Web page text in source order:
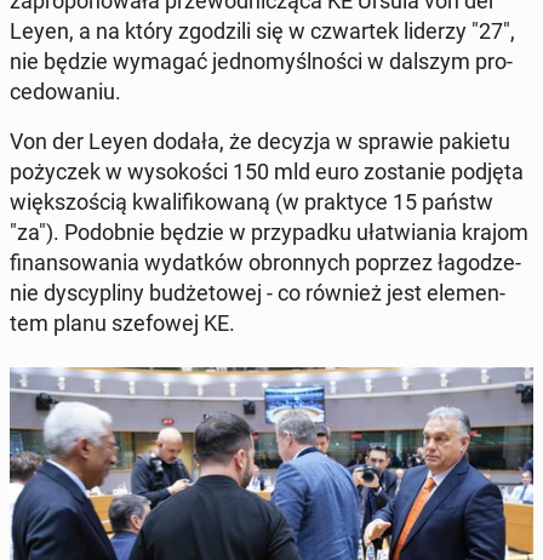
Leyen, a na który zgo­dzi­li się w czwar­tek liderzy "27",
nie będzie wymagać jed­no­myśl­no­ści w dalszym pro­
ce­do­wa­niu.
Von der Leyen dodała, że decyzja w sprawie pakietu
po­ży­czek w wy­so­ko­ści 150 mld euro zo­sta­nie podjęta
więk­szo­ścią kwa­li­fi­ko­wa­ną (w prak­ty­ce 15 państw
"za"). Po­dob­nie będzie w przy­pad­ku uła­twia­nia krajom
fi­nan­so­wa­nia wy­dat­ków obron­nych poprzez ła­go­dze­
nie dys­cy­pli­ny bu­dże­to­wej - co również jest ele­men­
tem planu sze­fo­wej KE.